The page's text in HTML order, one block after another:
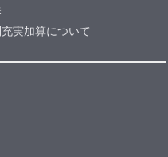
実加算について